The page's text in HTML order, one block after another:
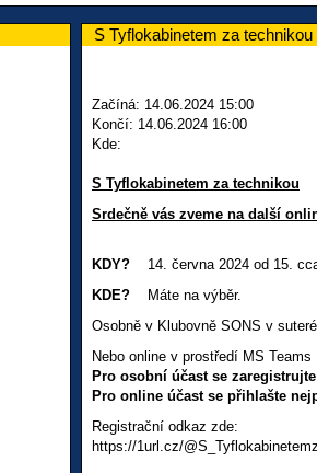
S Tyflokabinetem za technikou
Začíná: 14.06.2024 15:00
Končí: 14.06.2024 16:00
Kde:
S Tyflokabinetem za technikou
Srdečně vás zveme na další
KDY? 14. června 2024 od 15.
KDE? Máte na výběr.
Osobně v Klubovně SONS v
Nebo online v prostředí MS Teams
Pro osobní účast se
Pro online účast se přihlašte
Registrační odkaz zde:
https://1url.cz/